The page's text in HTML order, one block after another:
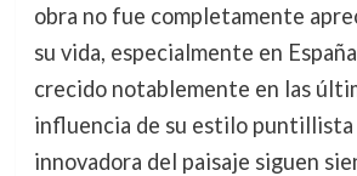
obra no fue completamente
su vida, especialmente en
crecido notablemente en las
influencia de su estilo puntillista
innovadora del paisaje siguen